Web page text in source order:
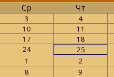
Ср Чт
3 4
10 11
17 18
24 25
1 2
8 9